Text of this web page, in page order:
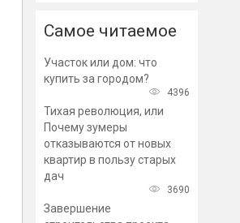
Самое читаемое
Участок или дом: что
купить за городом?
4396
Тихая революция, или
Почему зумеры
отказываются от новых
квартир в пользу старых
дач
3690
Завершение